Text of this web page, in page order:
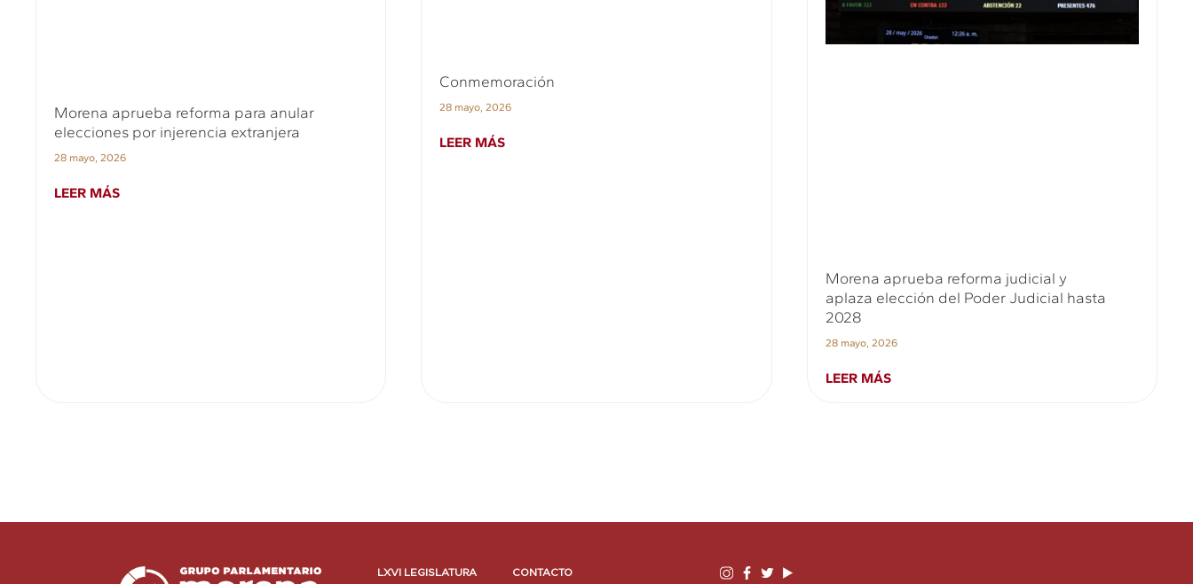
Morena aprueba reforma para anular
elecciones por injerencia extranjera
28 mayo, 2026
LEER MÁS
Conmemoración
28 mayo, 2026
LEER MÁS
Morena aprueba reforma judicial y
aplaza elección del Poder Judicial hasta
2028
28 mayo, 2026
LEER MÁS
LXVI LEGISLATURA CONTACTO